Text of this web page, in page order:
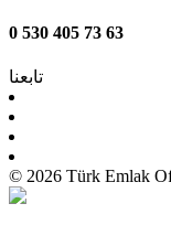
0 530 405 73 63
تابعنا
© 2026 Türk Emlak